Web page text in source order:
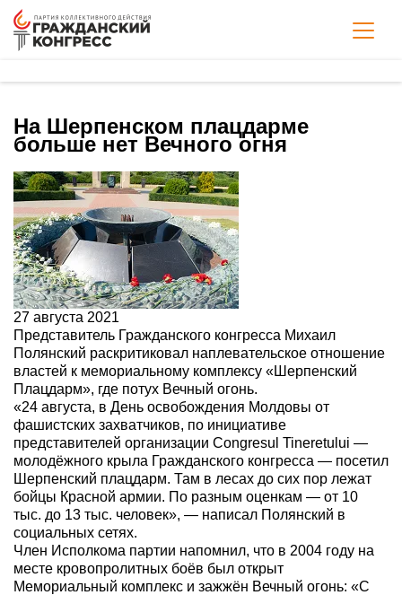
На Шерпенском плацдарме
больше нет Вечного огня
27 августа 2021
Представитель Гражданского конгресса Михаил
Полянский раскритиковал наплевательское отношение
властей к мемориальному комплексу «Шерпенский
Плацдарм», где потух Вечный огонь.
«24 августа, в День освобождения Молдовы от
фашистских захватчиков, по инициативе
представителей организации Congresul Tineretului —
молодёжного крыла Гражданского конгресса — посетил
Шерпенский плацдарм. Там в лесах до сих пор лежат
бойцы Красной армии. По разным оценкам — от 10
тыс. до 13 тыс. человек», — написал Полянский в
социальных сетях.
Член Исполкома партии напомнил, что в 2004 году на
месте кровопролитных боёв был открыт
Мемориальный комплекс и зажжён Вечный огонь: «С